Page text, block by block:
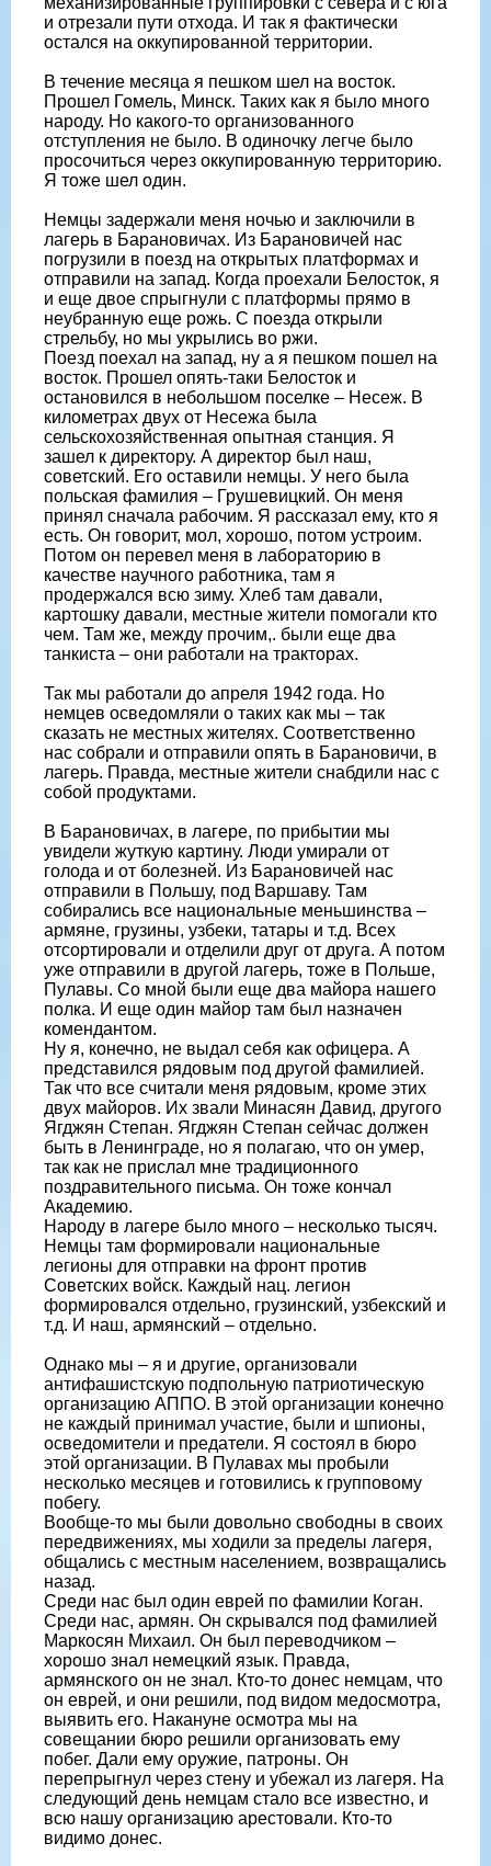
и отрезали пути отхода. И так я фактически
остался на оккупированной территории.
В течение месяца я пешком шел на восток.
Прошел Гомель, Минск. Таких как я было много
народу. Но какого-то организованного
отступления не было. В одиночку легче было
просочиться через оккупированную территорию.
Я тоже шел один.
Немцы задержали меня ночью и заключили в
лагерь в Барановичах. Из Барановичей нас
погрузили в поезд на открытых платформах и
отправили на запад. Когда проехали Белосток, я
и еще двое спрыгнули с платформы прямо в
неубранную еще рожь. С поезда открыли
стрельбу, но мы укрылись во ржи.
Поезд поехал на запад, ну а я пешком пошел на
восток. Прошел опять-таки Белосток и
остановился в небольшом поселке – Несеж. В
километрах двух от Несежа была
сельскохозяйственная опытная станция. Я
зашел к директору. А директор был наш,
советский. Его оставили немцы. У него была
польская фамилия – Грушевицкий. Он меня
принял сначала рабочим. Я рассказал ему, кто я
есть. Он говорит, мол, хорошо, потом устроим.
Потом он перевел меня в лабораторию в
качестве научного работника, там я
продержался всю зиму. Хлеб там давали,
картошку давали, местные жители помогали кто
чем. Там же, между прочим,. были еще два
танкиста – они работали на тракторах.
Так мы работали до апреля 1942 года. Но
немцев осведомляли о таких как мы – так
сказать не местных жителях. Соответственно
нас собрали и отправили опять в Барановичи, в
лагерь. Правда, местные жители снабдили нас с
собой продуктами.
В Барановичах, в лагере, по прибытии мы
увидели жуткую картину. Люди умирали от
голода и от болезней. Из Барановичей нас
отправили в Польшу, под Варшаву. Там
собирались все национальные меньшинства –
армяне, грузины, узбеки, татары и т.д. Всех
отсортировали и отделили друг от друга. А потом
уже отправили в другой лагерь, тоже в Польше,
Пулавы. Со мной были еще два майора нашего
полка. И еще один майор там был назначен
комендантом.
Ну я, конечно, не выдал себя как офицера. А
представился рядовым под другой фамилией.
Так что все считали меня рядовым, кроме этих
двух майоров. Их звали Минасян Давид, другого
Ягджян Степан. Ягджян Степан сейчас должен
быть в Ленинграде, но я полагаю, что он умер,
так как не прислал мне традиционного
поздравительного письма. Он тоже кончал
Академию.
Народу в лагере было много – несколько тысяч.
Немцы там формировали национальные
легионы для отправки на фронт против
Советских войск. Каждый нац. легион
формировался отдельно, грузинский, узбекский и
т.д. И наш, армянский – отдельно.
Однако мы – я и другие, организовали
антифашистскую подпольную патриотическую
организацию АППО. В этой организации конечно
не каждый принимал участие, были и шпионы,
осведомители и предатели. Я состоял в бюро
этой организации. В Пулавах мы пробыли
несколько месяцев и готовились к групповому
побегу.
Вообще-то мы были довольно свободны в своих
передвижениях, мы ходили за пределы лагеря,
общались с местным населением, возвращались
назад.
Среди нас был один еврей по фамилии Коган.
Среди нас, армян. Он скрывался под фамилией
Маркосян Михаил. Он был переводчиком –
хорошо знал немецкий язык. Правда,
армянского он не знал. Кто-то донес немцам, что
он еврей, и они решили, под видом медосмотра,
выявить его. Накануне осмотра мы на
совещании бюро решили организовать ему
побег. Дали ему оружие, патроны. Он
перепрыгнул через стену и убежал из лагеря. На
следующий день немцам стало все известно, и
всю нашу организацию арестовали. Кто-то
видимо донес.